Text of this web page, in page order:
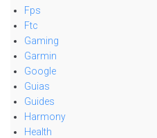
Fps
Ftc
Gaming
Garmin
Google
Guias
Guides
Harmony
Health